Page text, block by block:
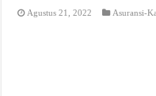
Agustus 21, 2022 Asuransi-